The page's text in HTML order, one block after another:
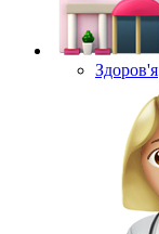
Здоров'я